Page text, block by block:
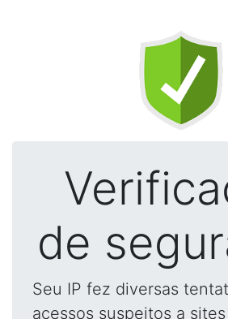
de
Seu IP fez diversas
acessos suspeitos a